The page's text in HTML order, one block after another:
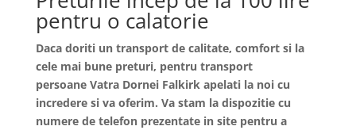
pentru o calatorie
Daca doriti un transport de calitate, comfort si la
cele mai bune preturi, pentru transport
persoane Vatra Dornei Falkirk apelati la noi cu
incredere si va oferim. Va stam la dispozitie cu
numere de telefon prezentate in site pentru a